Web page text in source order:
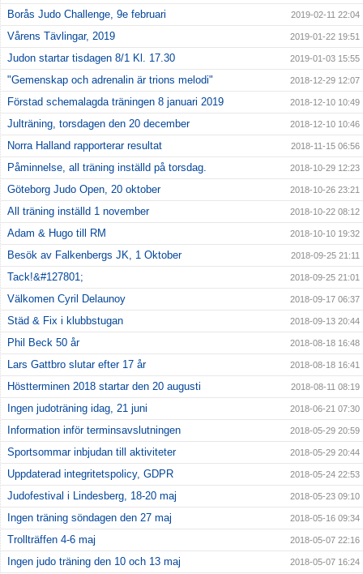
Borås Judo Challenge, 9e februari 2019-02-11 22:04
Vårens Tävlingar, 2019 2019-01-22 19:51
Judon startar tisdagen 8/1 Kl. 17.30 2019-01-03 15:55
"Gemenskap och adrenalin är trions melodi" 2018-12-29 12:07
Förstad schemalagda träningen 8 januari 2019 2018-12-10 10:49
Julträning, torsdagen den 20 december 2018-12-10 10:46
Norra Halland rapporterar resultat 2018-11-15 06:56
Påminnelse, all träning inställd på torsdag. 2018-10-29 12:23
Göteborg Judo Open, 20 oktober 2018-10-26 23:21
All träning inställd 1 november 2018-10-22 08:12
Adam & Hugo till RM 2018-10-10 19:32
Besök av Falkenbergs JK, 1 Oktober 2018-09-25 21:11
Tack!&#127801; 2018-09-25 21:01
Välkomen Cyril Delaunoy 2018-09-17 06:37
Städ & Fix i klubbstugan 2018-09-13 20:44
Phil Beck 50 år 2018-08-18 16:48
Lars Gattbro slutar efter 17 år 2018-08-18 16:41
Höstterminen 2018 startar den 20 augusti 2018-08-11 08:19
Ingen judoträning idag, 21 juni 2018-06-21 07:30
Information inför terminsavslutningen 2018-05-29 20:59
Sportsommar inbjudan till aktiviteter 2018-05-29 20:44
Uppdaterad integritetspolicy, GDPR 2018-05-24 22:53
Judofestival i Lindesberg, 18-20 maj 2018-05-23 09:10
Ingen träning söndagen den 27 maj 2018-05-16 09:34
Trollträffen 4-6 maj 2018-05-07 22:16
Ingen judo träning den 10 och 13 maj 2018-05-07 16:24